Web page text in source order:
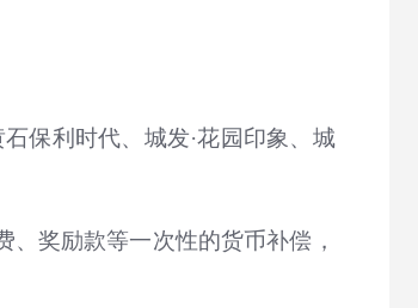
保利时代、城发·花园印象、城
奖励款等一次性的货币补偿，